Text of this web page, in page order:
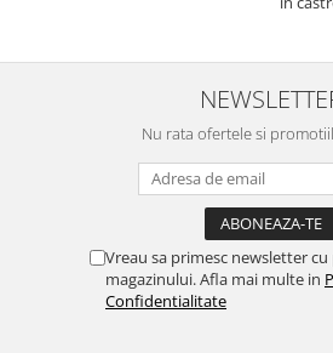
nu o mananca cu placere. Eu
sunt multumit si voi continua cu
Nu rata ofertele si
Vreau sa primesc newsletter
magazinului. Afla mai multe in
Confidentialitate